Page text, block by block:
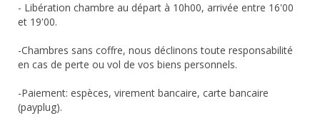
- Libération chambre au départ à 10h00, arrivée entre 16'00
et 19'00.
-Chambres sans coffre, nous déclinons toute responsabilité
en cas de perte ou vol de vos biens personnels.
-Paiement: espèces, virement bancaire, carte bancaire
(payplug).